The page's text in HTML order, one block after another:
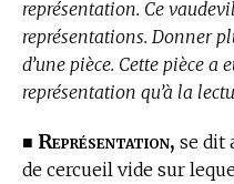
représentation. Ce
représentations. Donner
d’une pièce. Cette pièce a
représentation qu’à la
■ Représentation, se dit
de cercueil vide sur